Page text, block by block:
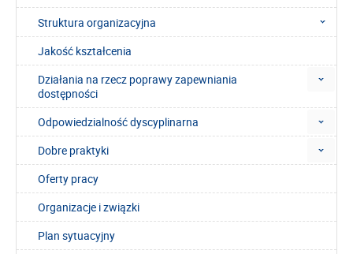
Struktura organizacyjna
Jakość kształcenia
Działania na rzecz poprawy zapewniania
dostępności
Odpowiedzialność dyscyplinarna
Dobre praktyki
Oferty pracy
Organizacje i związki
Plan sytuacyjny